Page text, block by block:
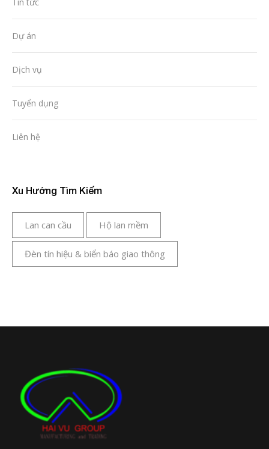
Tin tức
Dự án
Dịch vụ
Tuyển dụng
Liên hệ
Xu Hướng Tìm Kiếm
Lan can cầu Hộ lan mềm
Đèn tín hiệu & biển báo giao thông